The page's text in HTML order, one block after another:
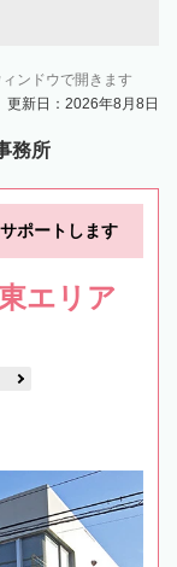
ンドウで開きます
更新日：2026年8月8日
務所
ポートします
エリア